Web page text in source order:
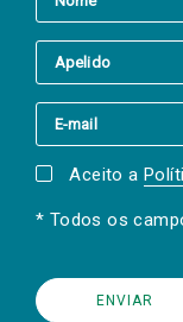
Aceito a
* Todos os